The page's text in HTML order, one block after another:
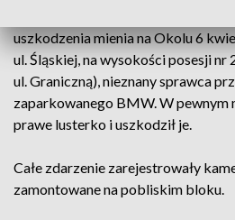
uszkodzenia mienia na Okolu 6
ul. Śląskiej, na wysokości posesji
ul. Graniczną), nieznany sprawca
zaparkowanego BMW. W pewnym
prawe lusterko i uszkodził je.
Całe zdarzenie zarejestrowały
zamontowane na pobliskim bloku.